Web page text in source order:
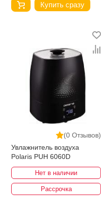
Купить сразу
(0 Отзывов)
Увлажнитель воздуха
Polaris PUH 6060D
Нет в наличии
Рассрочка